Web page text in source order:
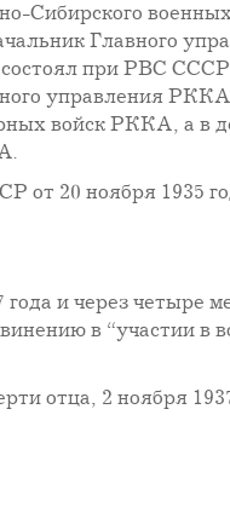
Сибирского
Главного
состоял при РВС
управления
войск РККА, а в
от 20 ноября 1935
и через четыре
в “участии в
отца, 2 ноября